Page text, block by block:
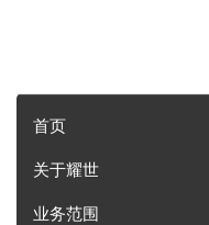
首页
关于耀世
业务范围